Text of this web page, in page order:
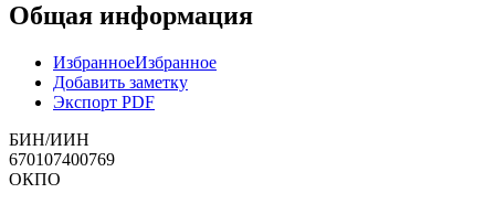
Общая информация
ИзбранноеИзбранное
Добавить заметку
Экспорт PDF
БИН/ИИН
670107400769
ОКПО